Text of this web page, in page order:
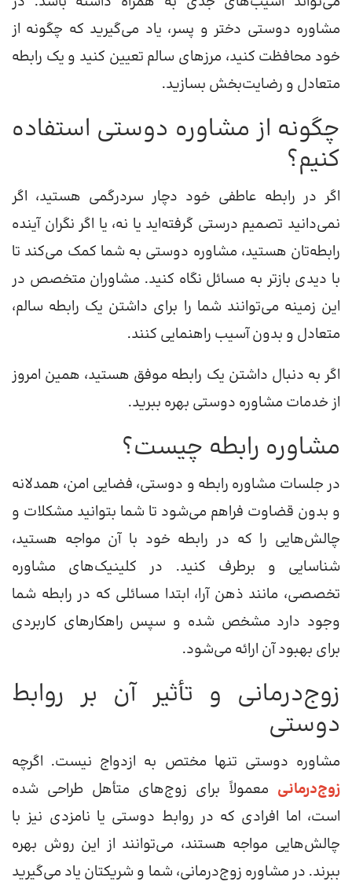
مشاوره دوستی دختر و پسر، یاد می‌گیرید که چگونه از
خود محافظت کنید، مرزهای سالم تعیین کنید و یک رابطه
متعادل و رضایت‌بخش بسازید.
چگونه از مشاوره دوستی استفاده
کنیم؟
اگر در رابطه عاطفی خود دچار سردرگمی هستید، اگر
نمی‌دانید تصمیم درستی گرفته‌اید یا نه، یا اگر نگران آینده
رابطه‌تان هستید، مشاوره دوستی به شما کمک می‌کند تا
با دیدی بازتر به مسائل نگاه کنید. مشاوران متخصص در
این زمینه می‌توانند شما را برای داشتن یک رابطه سالم،
متعادل و بدون آسیب راهنمایی کنند.
اگر به دنبال داشتن یک رابطه موفق هستید، همین امروز
از خدمات مشاوره دوستی بهره ببرید.
مشاوره رابطه چیست؟
در جلسات مشاوره رابطه و دوستی، فضایی امن، همدلانه
و بدون قضاوت فراهم می‌شود تا شما بتوانید مشکلات و
چالش‌هایی را که در رابطه خود با آن مواجه هستید،
شناسایی و برطرف کنید. در کلینیک‌های مشاوره
تخصصی، مانند ذهن آرا، ابتدا مسائلی که در رابطه شما
وجود دارد مشخص شده و سپس راهکارهای کاربردی
برای بهبود آن ارائه می‌شود.
زوج‌درمانی و تأثیر آن بر روابط
دوستی
مشاوره دوستی تنها مختص به ازدواج نیست. اگرچه
زوج‌درمانی معمولاً برای زوج‌های متأهل طراحی شده
است، اما افرادی که در روابط دوستی یا نامزدی نیز با
چالش‌هایی مواجه هستند، می‌توانند از این روش بهره
ببرند. در مشاوره زوج‌درمانی، شما و شریکتان یاد می‌گیرید